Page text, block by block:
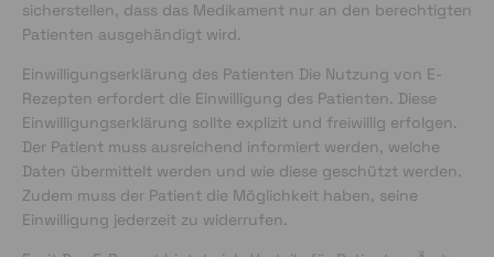
sicherstellen, dass das Medikament nur an den berechtigten
Patienten ausgehändigt wird.
Einwilligungserklärung des Patienten Die Nutzung von E-
Rezepten erfordert die Einwilligung des Patienten. Diese
Einwilligungserklärung sollte explizit und freiwillig erfolgen.
Der Patient muss ausreichend informiert werden, welche
Daten übermittelt werden und wie diese geschützt werden.
Zudem muss der Patient die Möglichkeit haben, seine
Einwilligung jederzeit zu widerrufen.